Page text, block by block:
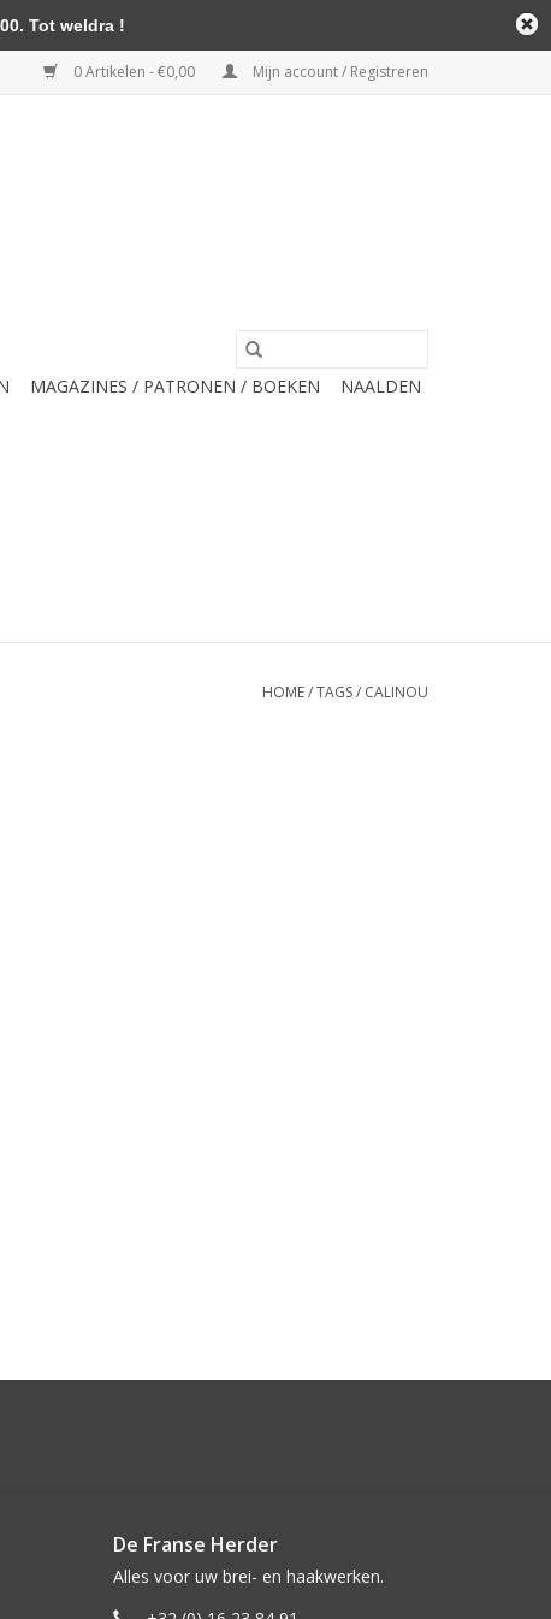
0 Artikelen - €0,00 Mijn account / Registreren
MAGAZINES / PATRONEN / BOEKEN NAALDEN
HOME/TAGS/ CALINOU
De Franse Herder
Alles voor uw brei- en haakwerken.
Tot weldra !